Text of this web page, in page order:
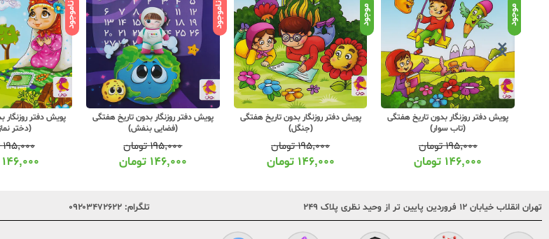
موجود
پویش دفتر روزنگار بدون تاریخ هفتگی
(تاب سوار)
۱۹۵,۰۰۰تومان
۱۴۶,۰۰۰ تومان
موجود
پویش دفتر روزنگار بدون تاریخ هفتگی
(جنگل)
۱۹۵,۰۰۰تومان
۱۴۶,۰۰۰ تومان
ناموجود
پویش دفتر روزنگار بدون تاریخ هفتگی
(فضایی بنفش)
۱۹۵,۰۰۰تومان
۱۴۶,۰۰۰ تومان
ناموجود
پویش دفتر روزنگار
(دختر
۱۹۵,۰۰۰
۱۴۶,۰۰۰
تهران انقلاب خیابان ۱۲ فروردین پایین تر از وحید نظری پلاک ۲۴۹ تلگرام: ۰۹۲۰۳۴۷۲۶۲۲